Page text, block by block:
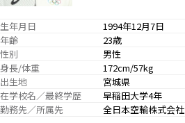
生年月日
1994年12月7日
年齢
23歳
性別
男性
身長/体重
172cm/57kg
出生地
宮城県
在学校名／最終学歴
早稲田大学4年
勤務先／所属先
全日本空輸株式会社